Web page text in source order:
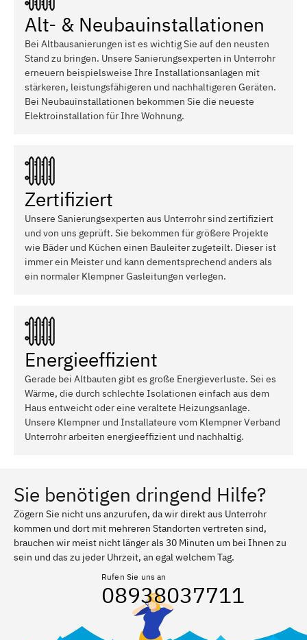
Alt- & Neubauinstallationen
Bei Altbausanierungen ist es wichtig Sie auf den neusten
Stand zu bringen. Unsere Sanierungsexperten in Unterrohr
erneuern beispielsweise Ihre Installationsanlagen mit
stärkeren, leistungsfähigeren und nachhaltigeren Geräten.
Bei Neubauinstallationen bekommen Sie die neueste
Elektroinstallation für Ihre Wohnung.
Zertifiziert
Unsere Sanierungsexperten aus Unterrohr sind zertifiziert
und von uns geprüft. Sie bekommen für größere Projekte
wie Bäder und Küchen einen Bauleiter zugeteilt. Dieser ist
immer ein Meister und kann dementsprechend anders als
ein normaler Klempner Gasleitungen verlegen.
Energieeffizient
Gerade bei Altbauten gibt es große Energieverluste. Sei es
Wärme, die durch schlechte Isolationen einfach aus dem
Haus entweicht oder eine veraltete Heizungsanlage.
Unsere Klempner und Installateure vom Klempner Verband
Unterrohr arbeiten energieeffizient und nachhaltig.
Sie benötigen dringend Hilfe?
Zögern Sie nicht uns anzurufen, da wir direkt aus Unterrohr
kommen und dort mit mehreren Standorten vertreten sind,
brauchen wir meist nicht länger als 30 Minuten um bei Ihnen zu
sein und das zu jeder Uhrzeit, an egal welchem Tag.
Rufen Sie uns an
08938037711